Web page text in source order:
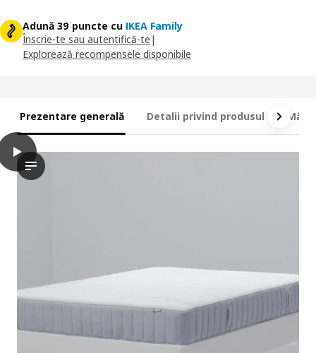
Adună 39 puncte cu IKEA Family
Înscrie-te sau autentifică-te |
Explorează recompensele disponibile
Prezentare generală Detalii privind produsul
play
Videoclipul prezintă o demonstrație a produsului saltelei cu
VALEVÅG Saltea cu arcuri împachetate, fermă/bleu, 140x200 cm